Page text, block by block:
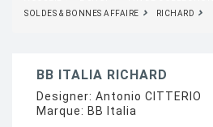
SOLDES & BONNES AFFAIRE
RICHARD
BB ITALIA RICHARD
Designer: Antonio CITTERIO
Marque: BB Italia